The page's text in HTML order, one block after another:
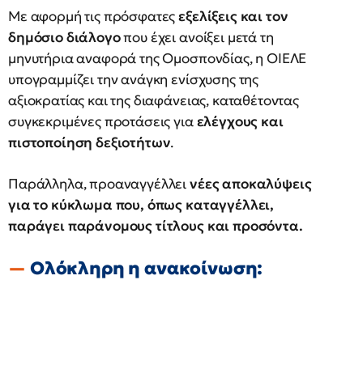
Με αφορμή τις πρόσφατεςεξελίξεις και τον
δημόσιο διάλογοπου έχει ανοίξει μετά τη
μηνυτήρια αναφορά της Ομοσπονδίας, η ΟΙΕΛΕ
υπογραμμίζει την ανάγκη ενίσχυσης της
αξιοκρατίας και της διαφάνειας, καταθέτοντας
συγκεκριμένες προτάσεις γιαελέγχους και
πιστοποίηση δεξιοτήτων.
Παράλληλα, προαναγγέλλεινέες αποκαλύψεις
για το κύκλωμα που, όπως καταγγέλλει,
παράγει παράνομους τίτλους και προσόντα.
Ολόκληρη η ανακοίνωση: